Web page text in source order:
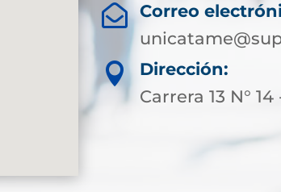
 Correo

Dirección:
Carrera 13 N° 14